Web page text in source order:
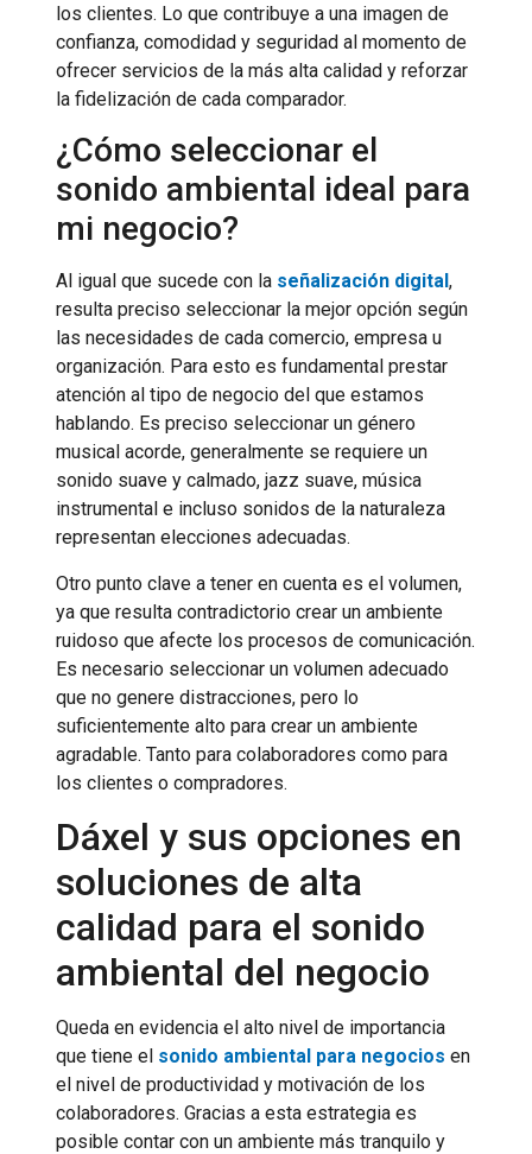
los clientes. Lo que contribuye a una imagen de
confianza, comodidad y seguridad al momento de
ofrecer servicios de la más alta calidad y reforzar
la fidelización de cada comparador.
¿Cómo seleccionar el
sonido ambiental ideal para
mi negocio?
Al igual que sucede con la señalización digital,
resulta preciso seleccionar la mejor opción según
las necesidades de cada comercio, empresa u
organización. Para esto es fundamental prestar
atención al tipo de negocio del que estamos
hablando. Es preciso seleccionar un género
musical acorde, generalmente se requiere un
sonido suave y calmado, jazz suave, música
instrumental e incluso sonidos de la naturaleza
representan elecciones adecuadas.
Otro punto clave a tener en cuenta es el volumen,
ya que resulta contradictorio crear un ambiente
ruidoso que afecte los procesos de comunicación.
Es necesario seleccionar un volumen adecuado
que no genere distracciones, pero lo
suficientemente alto para crear un ambiente
agradable. Tanto para colaboradores como para
los clientes o compradores.
Dáxel y sus opciones en
soluciones de alta
calidad para el sonido
ambiental del negocio
Queda en evidencia el alto nivel de importancia
que tiene el sonido ambiental para negocios en
el nivel de productividad y motivación de los
colaboradores. Gracias a esta estrategia es
posible contar con un ambiente más tranquilo y